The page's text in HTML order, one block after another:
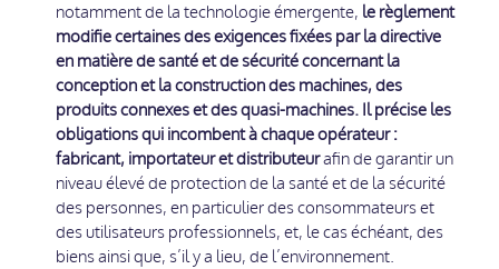
notamment de la technologie émergente, le règlement
modifie certaines des exigences fixées par la directive
en matière de santé et de sécurité concernant la
conception et la construction des machines, des
produits connexes et des quasi-machines. Il précise les
obligations qui incombent à chaque opérateur :
fabricant, importateur et distributeurafin de garantir un
niveau élevé de protection de la santé et de la sécurité
des personnes, en particulier des consommateurs et
des utilisateurs professionnels, et, le cas échéant, des
biens ainsi que, s’il y a lieu, de l’environnement.